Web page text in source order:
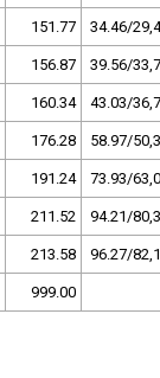
151.77 34.46/29,4
156.87 39.56/33,7
160.34 43.03/36,7
176.28 58.97/50,3
191.24 73.93/63,0
211.52 94.21/80,3
213.58 96.27/82,1
999.00